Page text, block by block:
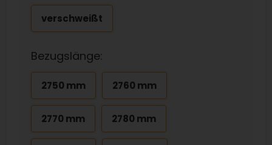
verschweißt
Bezugslänge:
2750 mm 2760 mm
2770 mm 2780 mm